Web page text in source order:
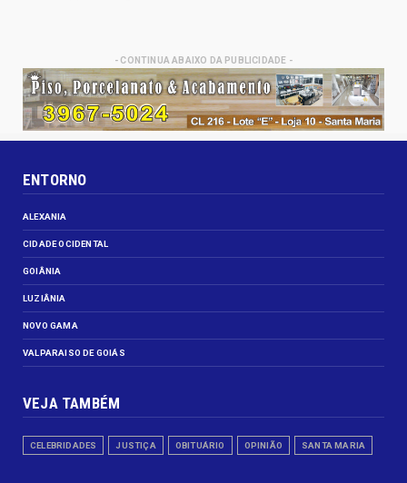
- CONTINUA ABAIXO DA PUBLICIDADE -
ENTORNO
ALEXANIA
CIDADE OCIDENTAL
GOIÂNIA
LUZIÂNIA
NOVO GAMA
VALPARAISO DE GOIÁS
VEJA TAMBÉM
CELEBRIDADES JUSTIÇA OBITUÁRIO OPINIÃO SANTA MARIA